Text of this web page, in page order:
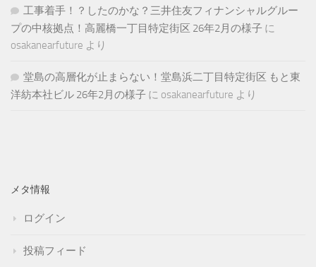
工事着手！？したのかな？三井住友フィナンシャルグルー
プの中核拠点！高麗橋一丁目特定街区 26年2月の様子 に
osakanearfuture より
堂島の高層化が止まらない！堂島浜二丁目特定街区 もと東
洋紡本社ビル 26年2月の様子 に osakanearfuture より
メタ情報
ログイン
投稿フィード